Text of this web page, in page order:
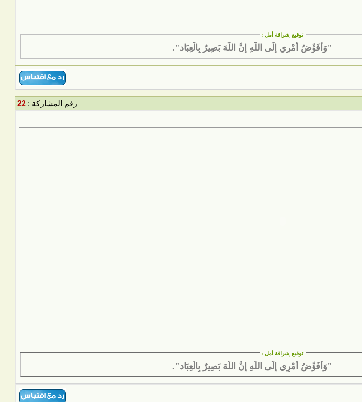
توقيع إشراقة أمل :
"وَأُفَوِّضُ أَمْرِي إِلَى اللَّهِ إِنَّ اللَّهَ بَصِيرٌ بِالْعِبَاد".
رقم المشاركة : 22
توقيع إشراقة أمل :
"وَأُفَوِّضُ أَمْرِي إِلَى اللَّهِ إِنَّ اللَّهَ بَصِيرٌ بِالْعِبَاد".